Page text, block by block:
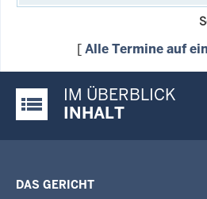
[Alle Termine auf
Justiz-Portal im Überblick:
IM ÜBERBLICK
INHALT
DAS GERICHT